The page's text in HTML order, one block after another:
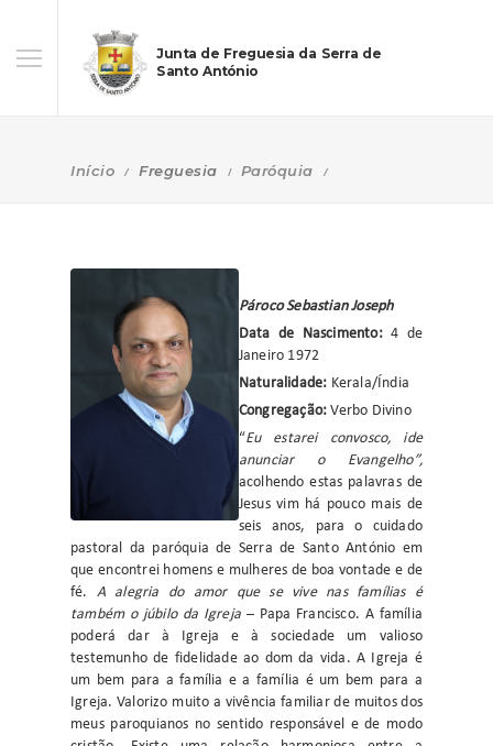
Junta de Freguesia da Serra de
Santo António
Início Freguesia Paróquia
Pároco Sebastian Joseph
Data de Nascimento:4 de
Janeiro 1972
Naturalidade: Kerala/Índia
Congregação: Verbo Divino
“Eu estarei convosco, ide
anunciar o Evangelho”,
acolhendo estas palavras de
Jesus vim há pouco mais de
seis anos, para o cuidado
pastoral da paróquia de Serra de Santo António em
que encontrei homens e mulheres de boa vontade e de
fé. A alegria do amor que se vive nas famílias é
também o júbilo da Igreja– Papa Francisco. A família
poderá dar à Igreja e à sociedade um valioso
testemunho de fidelidade ao dom da vida. A Igreja é
um bem para a família e a família é um bem para a
Igreja. Valorizo muito a vivência familiar de muitos dos
meus paroquianos no sentido responsável e de modo